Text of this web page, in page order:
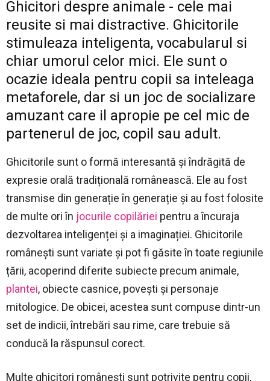
Ghicitori despre animale - cele mai
reusite si mai distractive. Ghicitorile
stimuleaza inteligenta, vocabularul si
chiar umorul celor mici. Ele sunt o
ocazie ideala pentru copii sa inteleaga
metaforele, dar si un joc de socializare
amuzant care il apropie pe cel mic de
partenerul de joc, copil sau adult.
Ghicitorile sunt o formă interesantă și îndrăgită de
expresie orală tradițională românească. Ele au fost
transmise din generație în generație și au fost folosite
de multe ori în jocurile copilăriei pentru a încuraja
dezvoltarea inteligenței și a imaginației. Ghicitorile
românești sunt variate și pot fi găsite în toate regiunile
țării, acoperind diferite subiecte precum animale,
plantei, obiecte casnice, povești și personaje
mitologice. De obicei, acestea sunt compuse dintr-un
set de indicii, întrebări sau rime, care trebuie să
conducă la răspunsul corect.
Multe ghicitori românești sunt potrivite pentru copii,